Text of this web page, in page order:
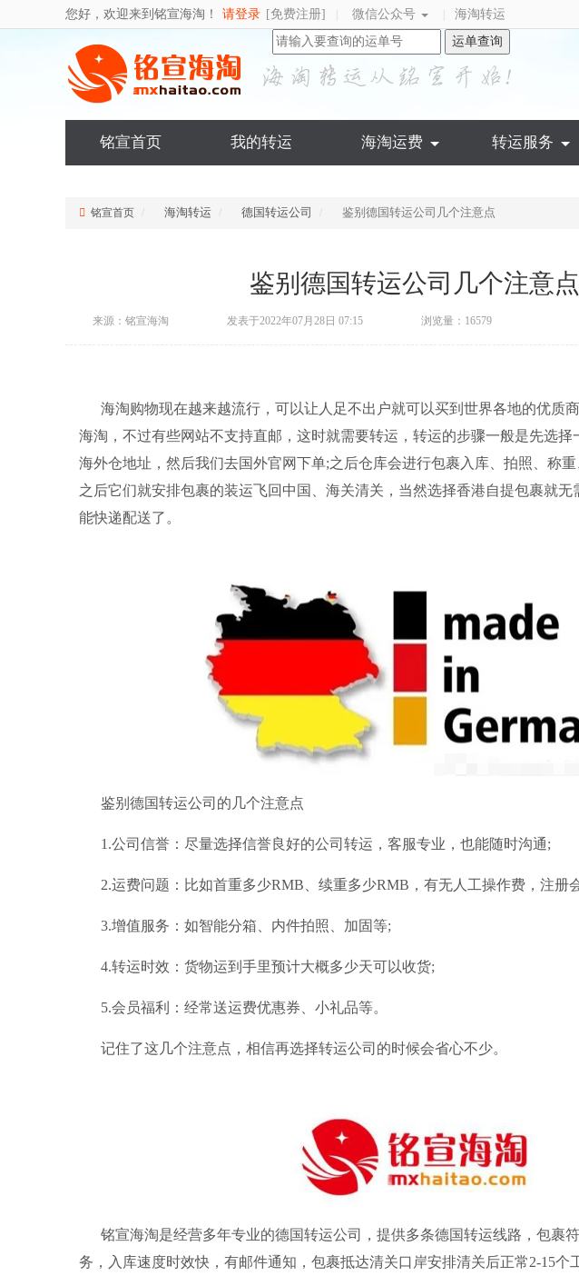
您好，欢迎来到铭宣海淘！ 请登录 [免费注册] 微信公众号 海淘转运
运单查询
铭宣首页 我的转运 海淘运费 转运服务
铭宣首页 海淘转运 德国转运公司 鉴别德国转运公司几个注意点
鉴别德国转运公司几个注意点
来源：铭宣海淘 发表于2022年07月28日 07:15 浏览量：16579
海淘购物现在越来越流行，可以让人足不出户就可以买到世界各地的优质
海淘，不过有些网站不支持直邮，这时就需要转运，转运的步骤一般是先选择
海外仓地址，然后我们去国外官网下单;之后仓库会进行包裹入库、拍照、称
之后它们就安排包裹的装运飞回中国、海关清关，当然选择香港自提包裹就
能快递配送了。
鉴别德国转运公司 的几个注意点
1.公司信誉：尽量选择信誉良好的公司转运，客服专业，也能随时沟通;
2.运费问题：比如首重多少RMB、续重多少RMB，有无人工操作费，注册
3.增值服务：如智能分箱、内件拍照、加固等;
4.转运时效：货物运到手里预计大概多少天可以收货;
5.会员福利：经常送运费优惠券、小礼品等。
记住了这几个注意点，相信再选择转运公司的时候会省心不少。
铭宣海淘是经营多年专业的德国转运公司，提供多条德国转运线路，包裹
务，入库速度时效快，有邮件通知，包裹抵达清关口岸安排清关后正常2-15个